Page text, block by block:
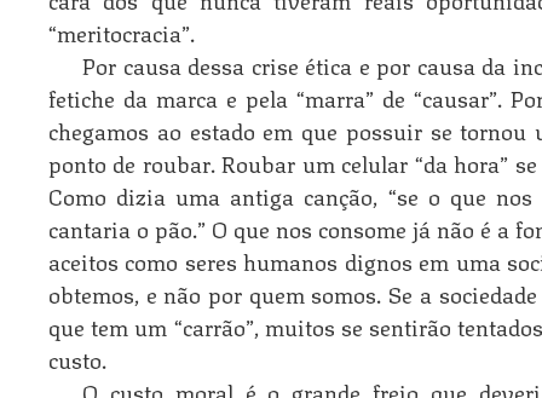
“meritocracia”.
Por causa dessa crise ética e por causa da
fetiche da marca e pela “marra” de “causar”.
chegamos ao estado em que possuir se tornou
ponto de roubar. Roubar um celular “da hora”
Como dizia uma antiga canção, “se o que
cantaria o pão.” O que nos consome já não é a
aceitos como seres humanos dignos em uma
obtemos, e não por quem somos. Se a
que tem um “carrão”, muitos se sentirão
custo.
O custo moral é o grande freio que